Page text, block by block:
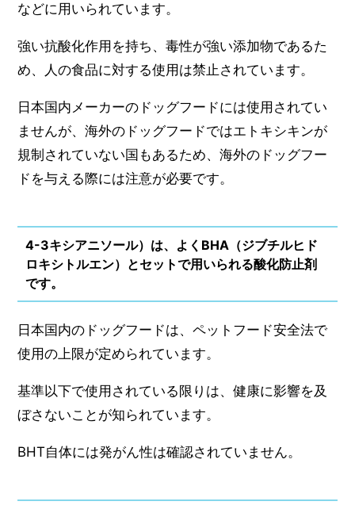
などに用いられています。
強い抗酸化作用を持ち、毒性が強い添加物であるた
め、人の食品に対する使用は禁止されています。
日本国内メーカーのドッグフードには使用されてい
ませんが、海外のドッグフードではエトキシキンが
規制されていない国もあるため、海外のドッグフー
ドを与える際には注意が必要です。
4-3キシアニソール）は、よくBHA（ジブチルヒド
ロキシトルエン）とセットで用いられる酸化防止剤
です。
日本国内のドッグフードは、ペットフード安全法で
使用の上限が定められています。
基準以下で使用されている限りは、健康に影響を及
ぼさないことが知られています。
BHT自体には発がん性は確認されていません。